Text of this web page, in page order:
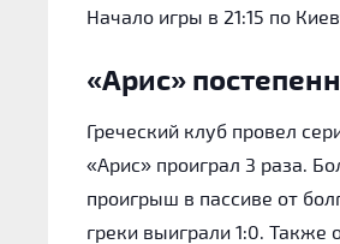
Начало игры в 21:15 по
«Арис»
Греческий клуб провел
«Арис» проиграл 3 раза.
проигрыш в пассиве от
греки выиграли 1:0. Также